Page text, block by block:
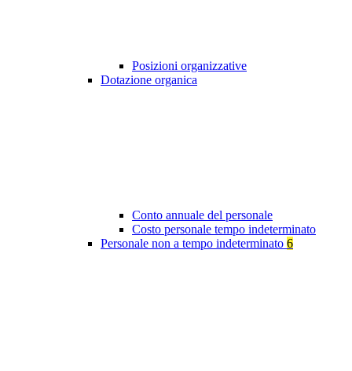
Posizioni organizzative
Dotazione organica
Conto annuale del personale
Costo personale tempo indeterminato
Personale non a tempo indeterminato 6